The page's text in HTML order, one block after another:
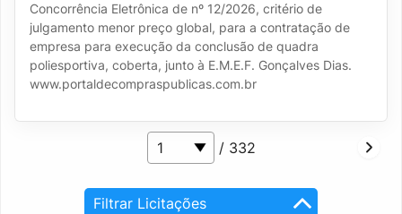
Concorrência Eletrônica de nº 12/2026, critério de
julgamento menor preço global, para a contratação de
empresa para execução da conclusão de quadra
poliesportiva, coberta, junto à E.M.E.F. Gonçalves Dias.
www.portaldecompraspublicas.com.br
/ 332
Filtrar Licitações